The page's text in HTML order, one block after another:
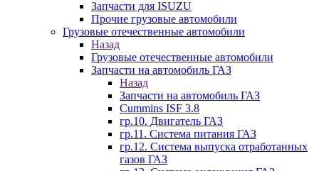
Запчасти для ISUZU
Прочие грузовые автомобили
Грузовые отечественные автомобили
Назад
Грузовые отечественные автомобили
Запчасти на автомобиль ГАЗ
Назад
Запчасти на автомобиль ГАЗ
Cummins ISF 3.8
гр.10. Двигатель ГАЗ
гр.11. Система питания ГАЗ
гр.12. Система выпуска отработанных
газов ГАЗ